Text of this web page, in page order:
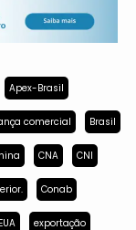
Apex-Brasil
comercial Brasil
CNA CNI
Conab
EUA exportação